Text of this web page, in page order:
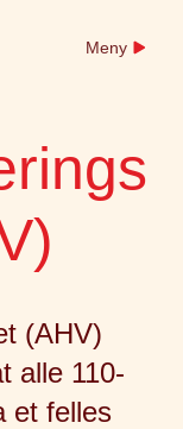
Meny
(AHV)
alle 110-
et felles